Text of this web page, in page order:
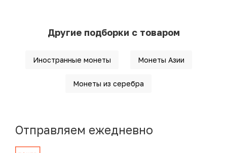
Другие подборки с товаром
Иностранные монеты Монеты Азии
Монеты из серебра
Отправляем ежедневно